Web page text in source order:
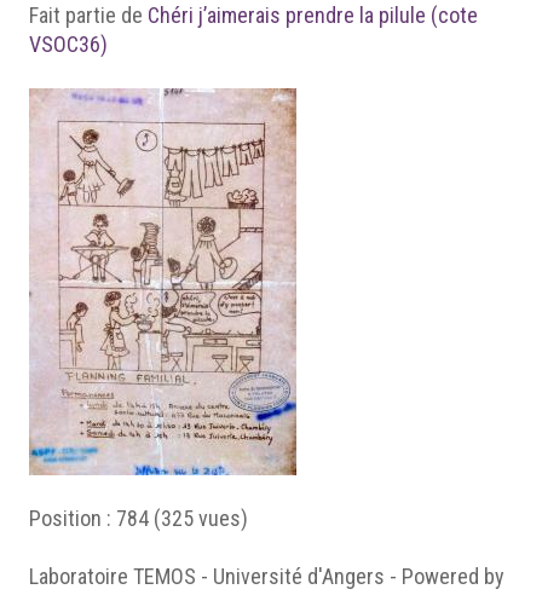
Fait partie de Chéri j’aimerais prendre la pilule (cote
VSOC36)
Position : 784 (325vues)
Laboratoire TEMOS - Université d'Angers - Powered by